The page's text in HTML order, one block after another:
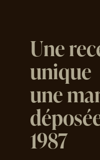
Une
unique
une
1987